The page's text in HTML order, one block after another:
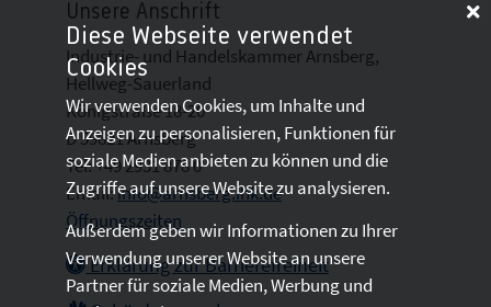
Unsere Anschrift
Industrie- und Handelskammer Arnsberg,
Hellweg-Sauerland
Königstraße 18-20
D 59821 Arnsberg
Tel: +49 2931 878 0
Email:info@arnsberg.ihk.de
Öffnungszeiten
Erklärung zur Barrierefreiheit
Diese Webseite verwendet
Cookies
Wir verwenden Cookies, um Inhalte und
Anzeigen zu personalisieren, Funktionen für
soziale Medien anbieten zu können und die
Zugriffe auf unsere Website zu analysieren.
Außerdem geben wir Informationen zu Ihrer
Verwendung unserer Website an unsere
Partner für soziale Medien, Werbung und